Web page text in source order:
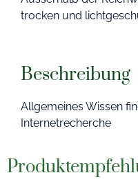
trocken und
Beschreibung
Allgemeines Wissen
Internetrecherche